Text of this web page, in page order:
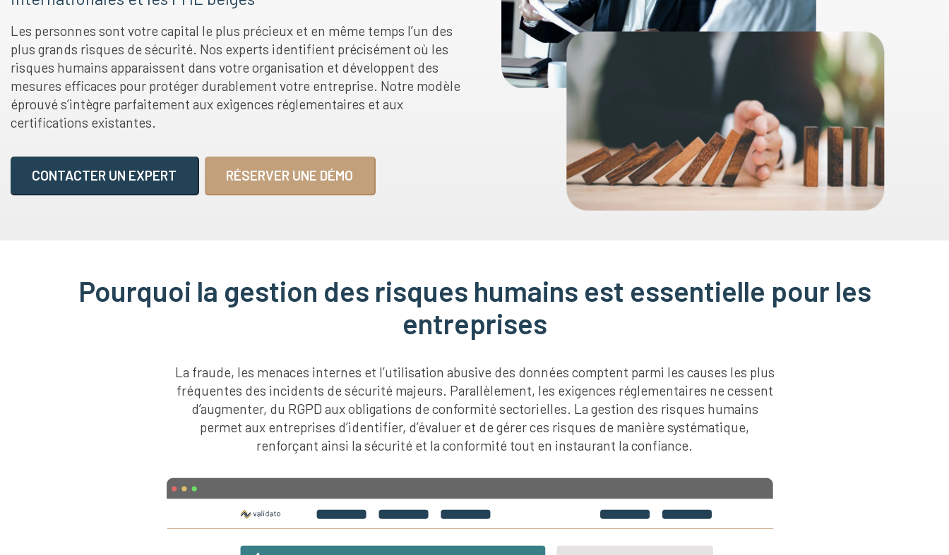
Les personnes sont votre capital le plus précieux et en même temps l’un des
plus grands risques de sécurité. Nos experts identifient précisément où les
risques humains apparaissent dans votre organisation et développent des
mesures efficaces pour protéger durablement votre entreprise. Notre modèle
éprouvé s’intègre parfaitement aux exigences réglementaires et aux
certifications existantes.
CONTACTER UN EXPERT RÉSERVER UNE DÉMO
Pourquoi la gestion des risques humains est essentielle pour les
entreprises
La fraude, les menaces internes et l’utilisation abusive des données comptent parmi les causes les plus
fréquentes des incidents de sécurité majeurs. Parallèlement, les exigences réglementaires ne cessent
d’augmenter, du RGPD aux obligations de conformité sectorielles. La gestion des risques humains
permet aux entreprises d’identifier, d’évaluer et de gérer ces risques de manière systématique,
renforçant ainsi la sécurité et la conformité tout en instaurant la confiance.